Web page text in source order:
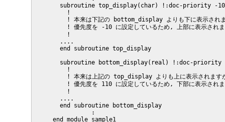
subroutine top_display(char) !:doc-priority -
       !
! 本来は下記の bottom_display よりも下に表示され
! 優先度を -10 に設定しているため, 上部に表示され
       !
     ....
     end subroutine top_display
subroutine bottom_display(real) !:doc-priority
       !
! 本来は上記の top_display よりも上に表示されます
! 優先度を 110 に設定しているため, 下部に表示され
       !
     ....
     end subroutine bottom_display
              :